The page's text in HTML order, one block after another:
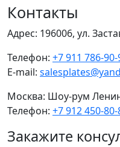
Контакты
Адрес: 196006, ул.
Телефон: +7 911 786-
E-mail:
Москва: Шоу-рум
Телефон: +7 912 450-80-
Закажите